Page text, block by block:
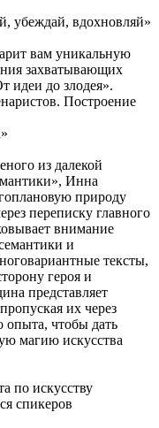
убеждай, вдохновляй»
вам уникальную
захватывающих
идеи до злодея».
Построение
из далекой
Инна
природу
переписку главного
внимание
и
тексты,
героя и
представляет
их через
опыта, чтобы дать
магию искусства
по искусству
спикеров